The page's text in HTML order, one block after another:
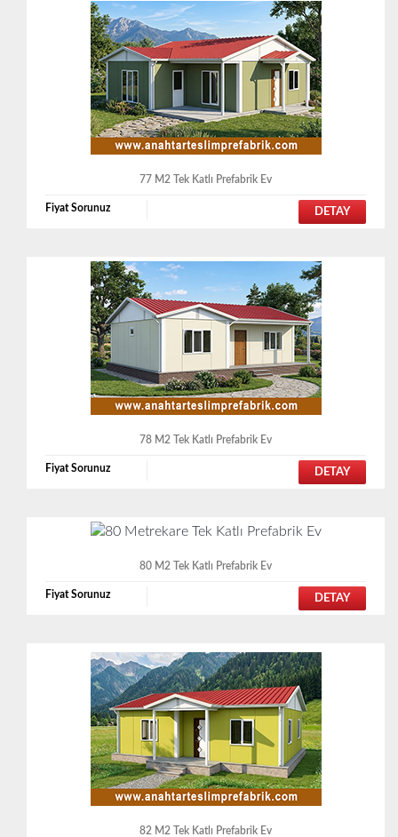
77 M2 Tek Katlı Prefabrik Ev
Fiyat Sorunuz DETAY
78 M2 Tek Katlı Prefabrik Ev
Fiyat Sorunuz DETAY
80 M2 Tek Katlı Prefabrik Ev
Fiyat Sorunuz DETAY
82 M2 Tek Katlı Prefabrik Ev